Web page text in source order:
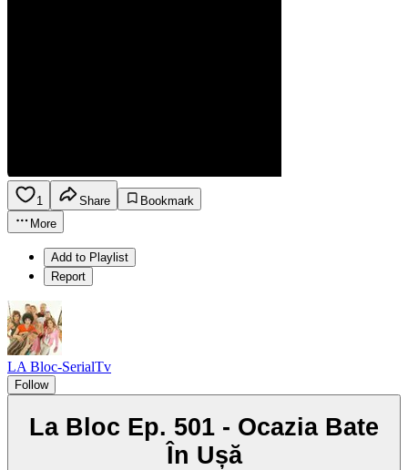
1 Share
Bookmark
More
Add to Playlist
Report
LA Bloc-SerialTv
Follow
La Bloc Ep. 501 - Ocazia Bate
În Ușă